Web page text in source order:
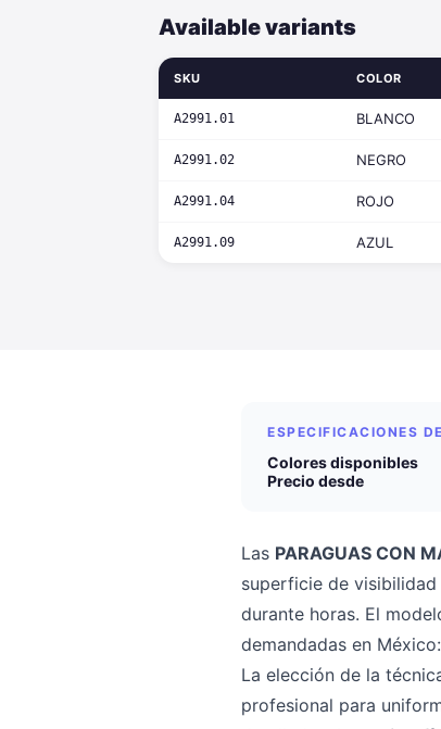
Available variants
SKU COLOR
A2991.01 BLANCO
A2991.02 NEGRO
A2991.04 ROJO
A2991.09 AZUL
ESPECIFICACIONES
Colores disponibles
Precio desde
Las PARAGUAS CON
superficie de
durante horas. El
demandadas en
La elección de la
profesional para